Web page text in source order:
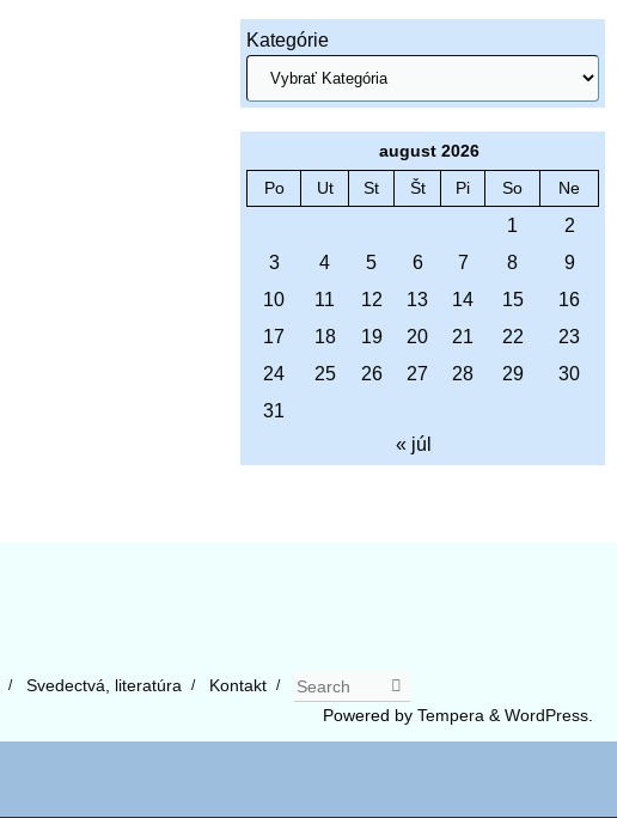
Kategórie
august 2026
Po
Ut St Št Pi So Ne
1
2
3
4 5 6 7 8
9
10
11 12 13 14 15
16
17
18 19 20 21 22
23
24
25 26 27 28 29
30
31
« júl
Svedectvá, literatúra Kontakt
Search
Powered by Tempera & WordPress.